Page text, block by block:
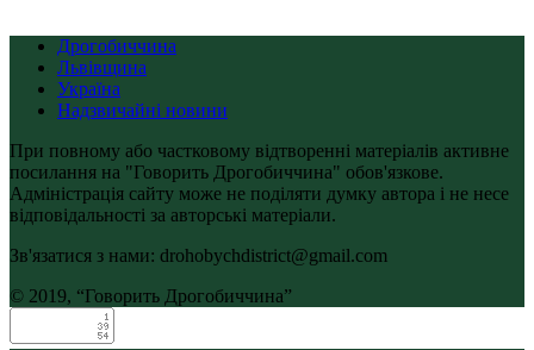
Дрогобиччина
Львівщина
Україна
Надзвичайні новини
При повному або частковому відтворенні матеріалів активне
посилання на "Говорить Дрогобиччина" обов'язкове.
Адміністрація сайту може не поділяти думку автора і не несе
відповідальності за авторські матеріали.
Зв'язатися з нами: drohobychdistrict@gmail.com
© 2019, “Говорить Дрогобиччина”